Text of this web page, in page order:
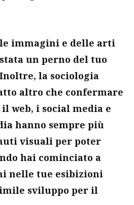
immagini e delle arti
un perno del tuo
la sociologia
altro che confermare
web, i social media e
hanno sempre più
visuali per poter
hai cominciato a
nelle tue esibizioni
sviluppo per il